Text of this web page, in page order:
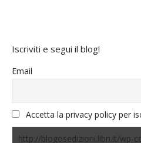
Iscriviti e segui il blog!
Email
Accetta la privacy policy per